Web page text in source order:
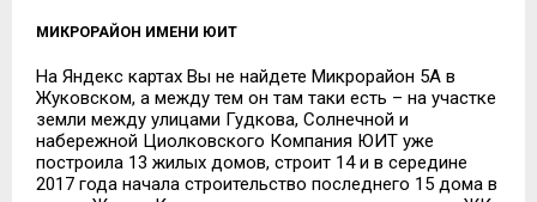
МИКРОРАЙОН ИМЕНИ ЮИТ
На Яндекс картах Вы не найдете Микрорайон 5А в
Жуковском, а между тем он там таки есть – на участке
земли между улицами Гудкова, Солнечной и
набережной Циолковского Компания ЮИТ уже
построила 13 жилых домов, строит 14 и в середине
2017 года начала строительство последнего 15 дома в